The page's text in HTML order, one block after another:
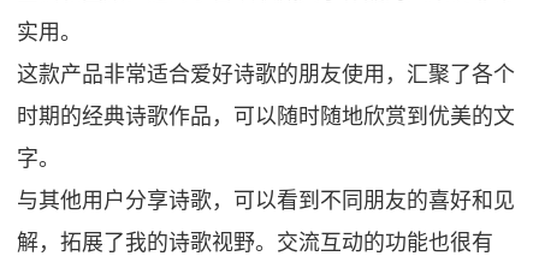
实用。
这款产品非常适合爱好诗歌的朋友使用，汇聚了各个
时期的经典诗歌作品，可以随时随地欣赏到优美的文
字。
与其他用户分享诗歌，可以看到不同朋友的喜好和见
解，拓展了我的诗歌视野。交流互动的功能也很有